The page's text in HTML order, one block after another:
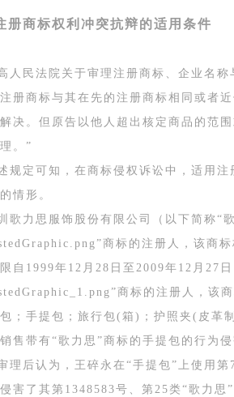
册商标权利冲突抗辩的适用条件
高人民法院关于审理注册商标、企业名
册商标与其在先的注册商标相同或者
决。但原告以他人超出核定商品的范
。”
规定可知，在商标侵权诉讼中，适用
情形。
歌力思服饰股份有限公司（以下简称“
”商标的注册人，该商
自1999年12月28日至2009年12月27
”商标的注册人，该
；手提包；旅行包(箱)；护照夹(皮革
售带有“歌力思”商标的手提包的行为
理后认为，王碎永在“手提包”上使用
害了其第1348583号、第25类“歌力